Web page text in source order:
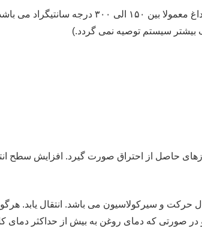
دستیابی به دمای بالا در فشار کار پایین امکان پذیر می باشد. درجه حرارت کار دیگ روغن داغ معمولا بین ۱۵۰ الی ۳۰۰ درجه
بیشتر سیستم توصیه نمی گردد.)
حاصل از احتراق صورت گیرد. افزایش سطح
حرکت و سیرکولاسیون می باشد. انتقال یابد.
صورتی که دمای روغن به بیش از حداکثر دمای